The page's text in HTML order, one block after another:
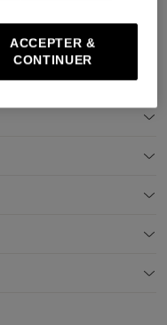
ACCEPTER &
CONTINUER